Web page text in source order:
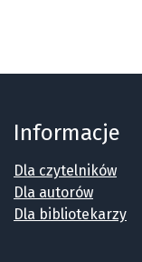
Informacje
Dla czytelników
Dla autorów
Dla bibliotekarzy